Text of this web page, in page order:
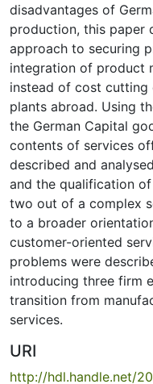
disadvantages of
production, this paper
approach to securing
integration of product
instead of cost
plants abroad. Using
the German Capital
contents of services
described and
and the qualification
two out of a complex
to a broader
customer-oriented
problems were
introducing three firm
transition from
services.
URI
http://hdl.handle.net/